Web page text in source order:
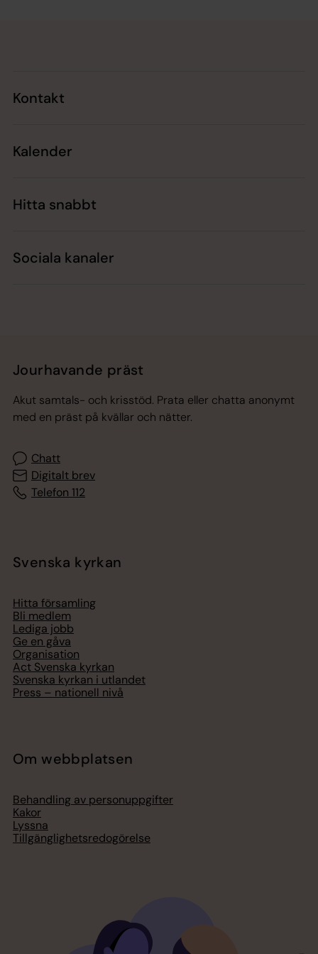
Kontakt
Kalender
Hitta snabbt
Sociala kanaler
Jourhavande präst
Akut samtals- och krisstöd. Prata eller chatta anonymt
med en präst på kvällar och nätter.
Chatt
Digitalt brev
Telefon 112
Svenska kyrkan
Hitta församling
Bli medlem
Lediga jobb
Ge en gåva
Organisation
Act Svenska kyrkan
Svenska kyrkan i utlandet
Press – nationell nivå
Om webbplatsen
Behandling av personuppgifter
Kakor
Lyssna
Tillgänglighetsredogörelse